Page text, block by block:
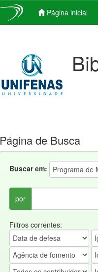
Página inicial
Página de Busca
Buscar em:
por
Filtros correntes: